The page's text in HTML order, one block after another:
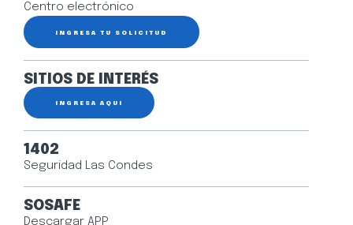
Centro electrónico
INGRESA TU SOLICITUD
SITIOS DE INTERÉS
INGRESA AQUÍ
1402
Seguridad Las Condes
SOSAFE
Descargar APP